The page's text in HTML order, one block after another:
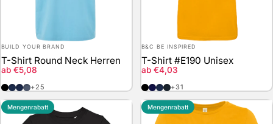
Anbieter:
BUILD YOUR BRAND
T-Shirt Round Neck Herren
Verkaufspreis
ab €5,08
Black
Navy
Light Navy
Vintage Blue
+25
Anbieter:
B&C BE INSPIRED
T-Shirt #E190 Unisex
Verkaufspreis
ab €4,03
Black
Navy Blue
Navy
Used Black
+31
Mengenrabatt Mengenrabatt